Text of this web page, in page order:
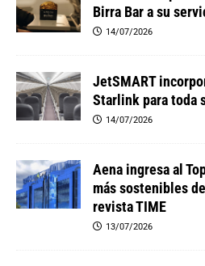
Birra Bar a su
14/07/2026
JetSMART
Starlink para toda
14/07/2026
Aena ingresa al
más sostenibles
revista TIME
13/07/2026